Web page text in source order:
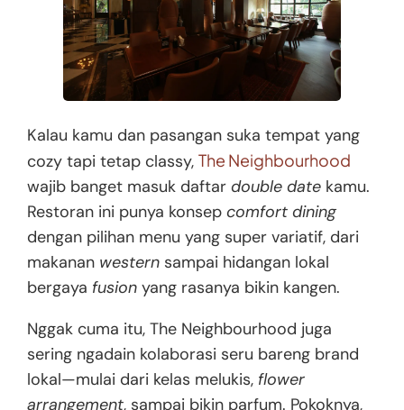
Kalau kamu dan pasangan suka tempat yang
cozy tapi tetap classy, The Neighbourhood
wajib banget masuk daftar double date kamu.
Restoran ini punya konsep comfort dining
dengan pilihan menu yang super variatif, dari
makanan western sampai hidangan lokal
bergaya fusion yang rasanya bikin kangen.
Nggak cuma itu, The Neighbourhood juga
sering ngadain kolaborasi seru bareng brand
lokal—mulai dari kelas melukis, flower
arrangement, sampai bikin parfum. Pokoknya,